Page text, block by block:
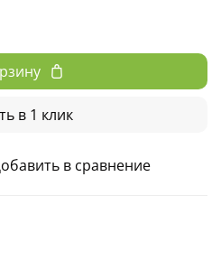
в сравнение
в защищенном от
месте, при температуре от
в 1 клик